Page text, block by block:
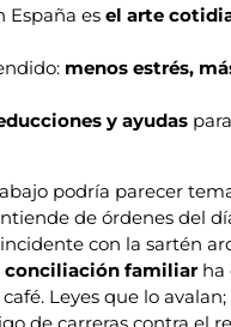
España es el arte
menos estrés,
y ayudas
podría parecer
de órdenes del
con la sartén
conciliación familiarha
Leyes que lo